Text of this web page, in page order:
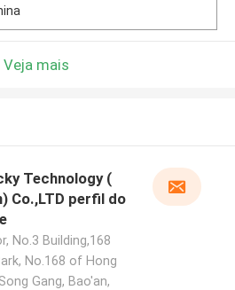
Veja mais
Technology (
Co.,LTD perfil do
No.3 Building,168
No.168 of Hong
Gang, Bao'an,